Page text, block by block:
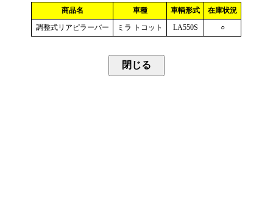
商品名 車種 車輌形式
在庫状況
調整式リアピラーバー
ミラ トコット LA550S ○